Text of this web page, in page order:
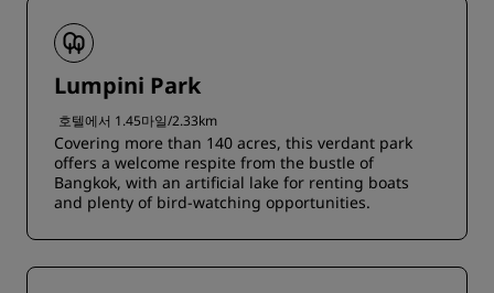
Lumpini Park
호텔에서 1.45마일/2.33km
Covering more than 140 acres, this verdant park
offers a welcome respite from the bustle of
Bangkok, with an artificial lake for renting boats
and plenty of bird-watching opportunities.